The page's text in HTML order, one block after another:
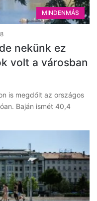
MINDENMÁS
nekünk ez
volt a városban
is megdőlt az országos
Baján ismét 40,4